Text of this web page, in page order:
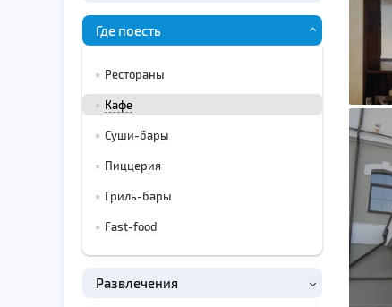
Где поесть
Рестораны
Кафе
Суши-бары
Пиццерия
Гриль-бары
Fast-food
Развлечения